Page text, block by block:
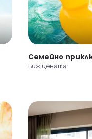
Семейно
Виж цената